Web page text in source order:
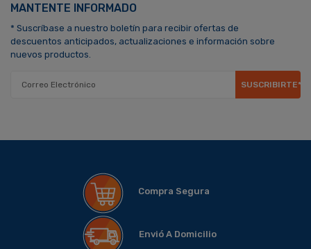
MANTENTE INFORMADO
* Suscríbase a nuestro boletín para recibir ofertas de
descuentos anticipados, actualizaciones e información sobre
nuevos productos.
SUSCRIBIRTE*
Compra Segura
Envió A Domicilio